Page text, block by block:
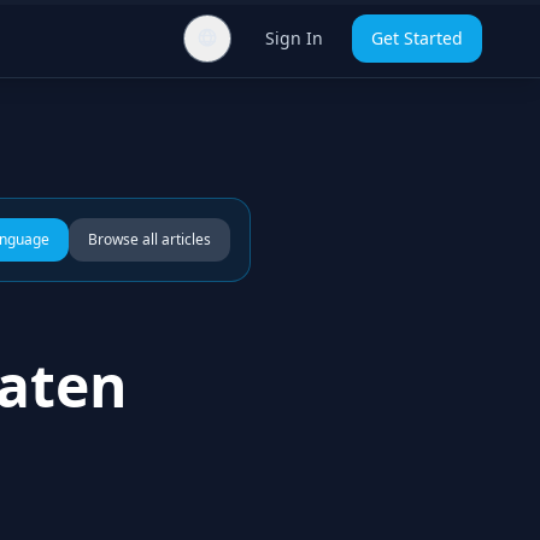
Sign In Get Started
Browse all articles